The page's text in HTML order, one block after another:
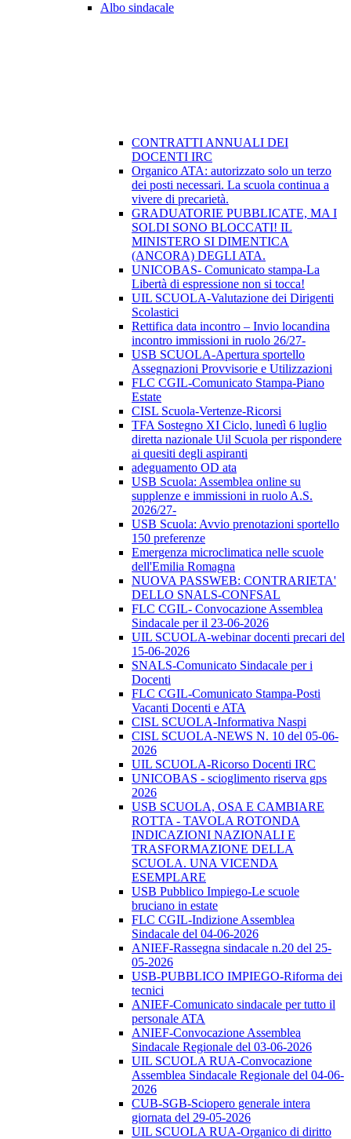
Albo sindacale
CONTRATTI ANNUALI DEI
DOCENTI IRC
Organico ATA: autorizzato solo un terzo
dei posti necessari. La scuola continua a
vivere di precarietà.
GRADUATORIE PUBBLICATE, MA I
SOLDI SONO BLOCCATI! IL
MINISTERO SI DIMENTICA
(ANCORA) DEGLI ATA.
UNICOBAS- Comunicato stampa-La
Libertà di espressione non si tocca!
UIL SCUOLA-Valutazione dei Dirigenti
Scolastici
Rettifica data incontro – Invio locandina
incontro immissioni in ruolo 26/27-
USB SCUOLA-Apertura sportello
Assegnazioni Provvisorie e Utilizzazioni
FLC CGIL-Comunicato Stampa-Piano
Estate
CISL Scuola-Vertenze-Ricorsi
TFA Sostegno XI Ciclo, lunedì 6 luglio
diretta nazionale Uil Scuola per rispondere
ai quesiti degli aspiranti
adeguamento OD ata
USB Scuola: Assemblea online su
supplenze e immissioni in ruolo A.S.
2026/27-
USB Scuola: Avvio prenotazioni sportello
150 preferenze
Emergenza microclimatica nelle scuole
dell'Emilia Romagna
NUOVA PASSWEB: CONTRARIETA'
DELLO SNALS-CONFSAL
FLC CGIL- Convocazione Assemblea
Sindacale per il 23-06-2026
UIL SCUOLA-webinar docenti precari del
15-06-2026
SNALS-Comunicato Sindacale per i
Docenti
FLC CGIL-Comunicato Stampa-Posti
Vacanti Docenti e ATA
CISL SCUOLA-Informativa Naspi
CISL SCUOLA-NEWS N. 10 del 05-06-
2026
UIL SCUOLA-Ricorso Docenti IRC
UNICOBAS - scioglimento riserva gps
2026
USB SCUOLA, OSA E CAMBIARE
ROTTA - TAVOLA ROTONDA
INDICAZIONI NAZIONALI E
TRASFORMAZIONE DELLA
SCUOLA. UNA VICENDA
ESEMPLARE
USB Pubblico Impiego-Le scuole
bruciano in estate
FLC CGIL-Indizione Assemblea
Sindacale del 04-06-2026
ANIEF-Rassegna sindacale n.20 del 25-
05-2026
USB-PUBBLICO IMPIEGO-Riforma dei
tecnici
ANIEF-Comunicato sindacale per tutto il
personale ATA
ANIEF-Convocazione Assemblea
Sindacale Regionale del 03-06-2026
UIL SCUOLA RUA-Convocazione
Assemblea Sindacale Regionale del 04-06-
2026
CUB-SGB-Sciopero generale intera
giornata del 29-05-2026
UIL SCUOLA RUA-Organico di diritto